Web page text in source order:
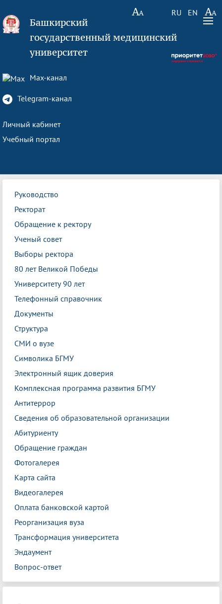
RU EN
Башкирский
государственный медицинский
университет
Max-канал
Telegram-канал
Личный кабинет
Учебный портал
Руководство
Ректорат
Обращение к ректору
Ученый совет
Выборы ректора
80 лет Великой Победы
Университету 90 лет
Телефонный справочник
Документы
Структура
СМИ о вузе
Символика БГМУ
Электронный ящик доверия
Комплексная программа развития БГМУ
Антитеррор
Сведения об образовательной организации
Абитуриенту
Обращение граждан
Фотогалерея
Карта сайта
Видеогалерея
Оплата банковской картой
Реорганизация вуза
Трансформация университета
Эндаумент
Вопрос-ответ